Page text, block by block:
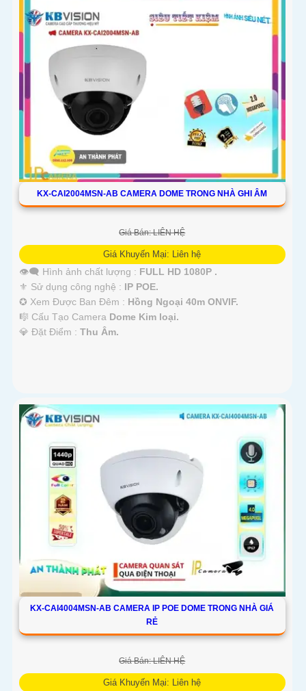
KX-CAI2004MSN-AB CAMERA DOME TRONG NHÀ GHI ÂM
Giá Bán: LIÊN HỆ
Giá Khuyến Mại: Liên hệ
👁️‍🗨 Hình ảnh chất lượng : FULL HD 1080P .
⚜️ Sử dụng công nghệ : IP POE.
✪ Xem Được Ban Đêm : Hồng Ngoại 40m ONVIF.
🎼️ Cấu Tạo Camera Dome Kim loại.
️💎 Đặt Điểm : Thu Âm.
KX-CAI4004MSN-AB CAMERA IP POE DOME TRONG NHÀ GIÁ
RẺ
Giá Bán: LIÊN HỆ
Giá Khuyến Mại: Liên hệ